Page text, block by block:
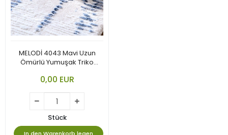
MELODİ 4043 Mavi Uzun
Ömürlü Yumuşak Triko
0,00 EUR
Stück